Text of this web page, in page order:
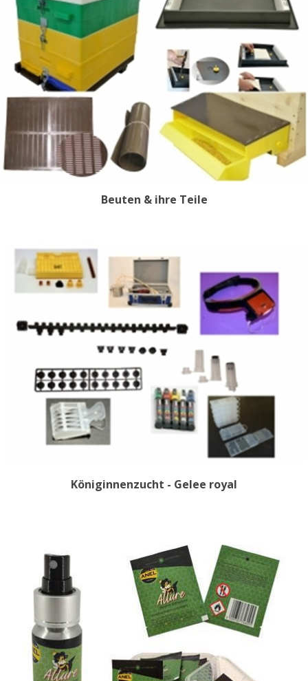
Beuten & ihre Teile
Königinnenzucht - Gelee royal